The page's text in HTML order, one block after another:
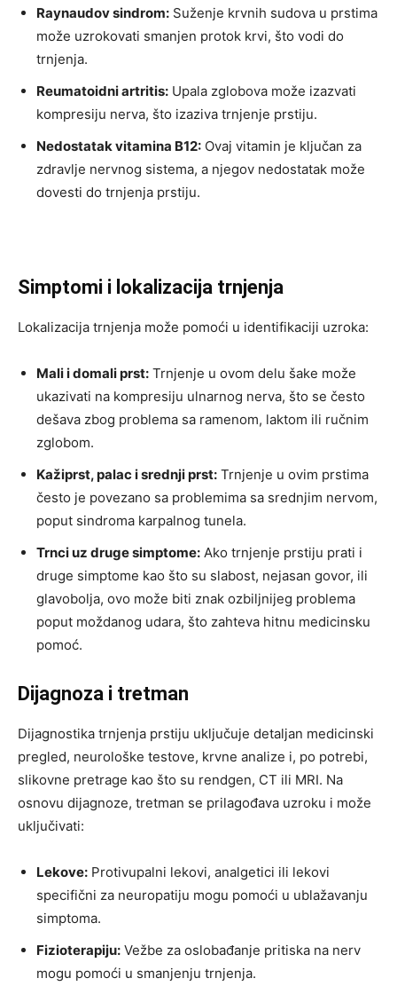
Raynaudov sindrom: Suženje krvnih sudova u prstima
može uzrokovati smanjen protok krvi, što vodi do
trnjenja.
Reumatoidni artritis: Upala zglobova može izazvati
kompresiju nerva, što izaziva trnjenje prstiju.
Nedostatak vitamina B12: Ovaj vitamin je ključan za
zdravlje nervnog sistema, a njegov nedostatak može
dovesti do trnjenja prstiju.
Simptomi i lokalizacija trnjenja
Lokalizacija trnjenja može pomoći u identifikaciji uzroka:
Mali i domali prst: Trnjenje u ovom delu šake može
ukazivati na kompresiju ulnarnog nerva, što se često
dešava zbog problema sa ramenom, laktom ili ručnim
zglobom.
Kažiprst, palac i srednji prst: Trnjenje u ovim prstima
često je povezano sa problemima sa srednjim nervom,
poput sindroma karpalnog tunela.
Trnci uz druge simptome: Ako trnjenje prstiju prati i
druge simptome kao što su slabost, nejasan govor, ili
glavobolja, ovo može biti znak ozbiljnijeg problema
poput moždanog udara, što zahteva hitnu medicinsku
pomoć.
Dijagnoza i tretman
Dijagnostika trnjenja prstiju uključuje detaljan medicinski
pregled, neurološke testove, krvne analize i, po potrebi,
slikovne pretrage kao što su rendgen, CT ili MRI. Na
osnovu dijagnoze, tretman se prilagođava uzroku i može
uključivati:
Lekove: Protivupalni lekovi, analgetici ili lekovi
specifični za neuropatiju mogu pomoći u ublažavanju
simptoma.
Fizioterapiju: Vežbe za oslobađanje pritiska na nerv
mogu pomoći u smanjenju trnjenja.